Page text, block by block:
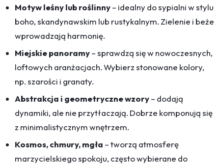
Motyw leśny lub roślinny– idealny do sypialni w stylu
boho, skandynawskim lub rustykalnym. Zielenie i beże
wprowadzają harmonię.
Miejskie panoramy– sprawdzą się w nowoczesnych,
loftowych aranżacjach. Wybierz stonowane kolory,
np. szarości i granaty.
Abstrakcja i geometryczne wzory– dodają
dynamiki, ale nie przytłaczają. Dobrze komponują się
z minimalistycznym wnętrzem.
Kosmos, chmury, mgła – tworzą atmosferę
marzycielskiego spokoju, często wybierane do